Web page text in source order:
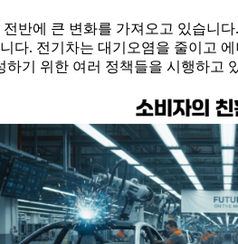
반에 큰 변화를 가져오고 있습니
다. 전기차는 대기오염을 줄이고
기 위한 여러 정책들을 시행하고